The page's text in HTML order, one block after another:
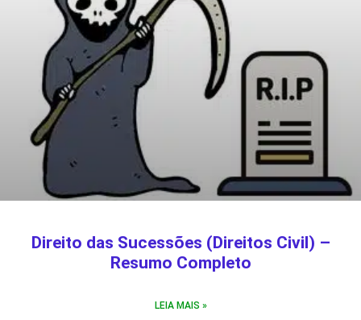
Direito das Sucessões (Direitos Civil) –
Resumo Completo
LEIA MAIS »